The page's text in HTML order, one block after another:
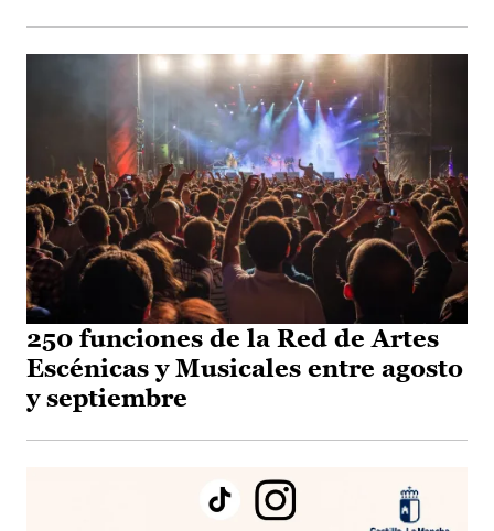
250 funciones de la Red de Artes
Escénicas y Musicales entre agosto
y septiembre